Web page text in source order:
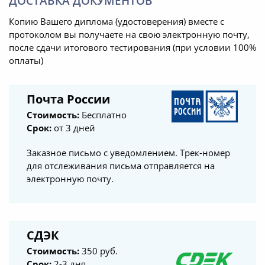
Копию Вашего диплома (удостоверения) вместе с
протоколом вы получаете на свою электронную почту,
после сдачи итогового тестирования (при условии 100%
оплаты)
Почта России
Стоимость: Бесплатно
Срок: от 3 дней
Заказное письмо с уведомлением. Трек-номер
для отслеживания письма отправляется на
электронную почту.
СДЭК
Стоимость: 350 руб.